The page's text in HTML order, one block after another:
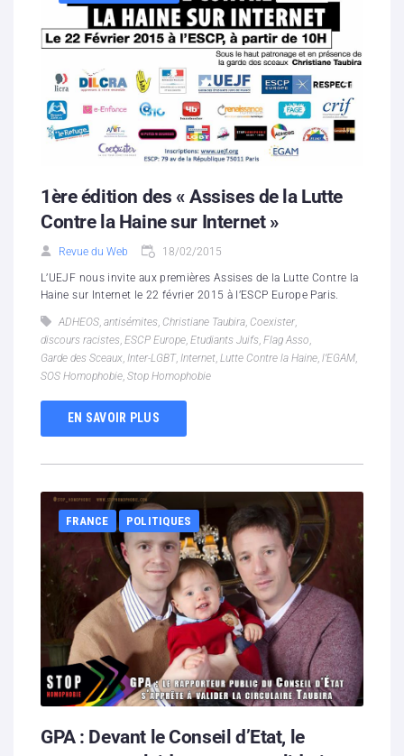
1ère édition des « Assises de la Lutte
Contre la Haine sur Internet »
Revue du Web 18/02/2015
L’UEJF nous invite aux premières Assises de la Lutte Contre la
Haine sur Internet le 22 février 2015 à l’ESCP Europe Paris.
ADHEOS antisémites Christiane Taubira Coexister
discours racistes ESCP Europe Etudiants Juifs Flag Asso
Garde des Sceaux Inter-LGBT, Internet Lutte Contre la Haine l’EGAM
SOS Homophobie Stop Homophobie
EN SAVOIR PLUS
FRANCE POLITIQUES
GPA : Devant le Conseil d’Etat, le